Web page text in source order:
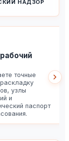
НАДЗОР
точные
узлы
и
паспорт